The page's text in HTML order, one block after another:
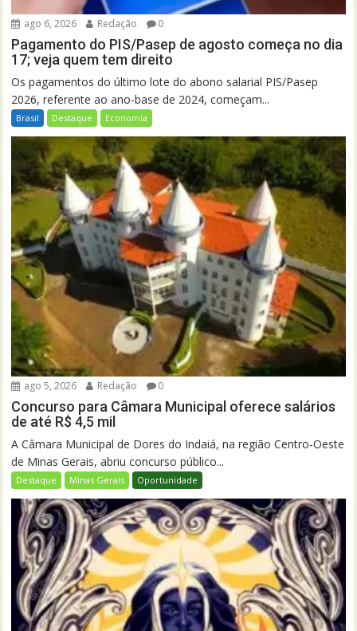
ago 6, 2026 Redação 0
Pagamento do PIS/Pasep de agosto começa no dia
17; veja quem tem direito
Os pagamentos do último lote do abono salarial PIS/Pasep
2026, referente ao ano-base de 2024, começam...
Brasil Destaque Economia
ago 5, 2026 Redação 0
Concurso para Câmara Municipal oferece salários
de até R$ 4,5 mil
A Câmara Municipal de Dores do Indaiá, na região Centro-Oeste
de Minas Gerais, abriu concurso público...
Destaque Minas Gerais Oportunidade